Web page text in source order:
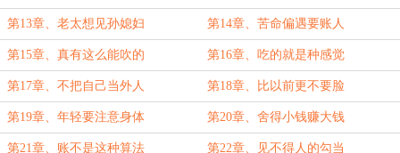
第13章、老太想见孙媳妇 第14章、苦命偏遇要账人
第15章、真有这么能吹的 第16章、吃的就是种感觉
第17章、不把自己当外人 第18章、比以前更不要脸
第19章、年轻要注意身体 第20章、舍得小钱赚大钱
第21章、账不是这种算法 第22章、见不得人的勾当